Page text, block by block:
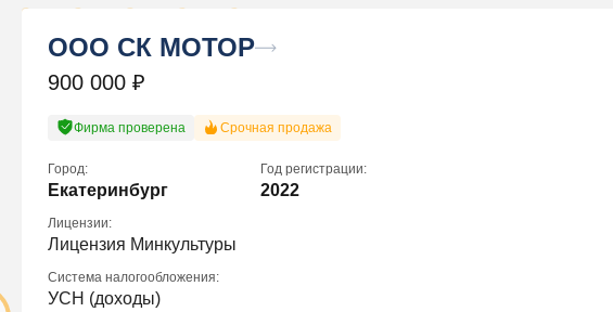
ООО СК МОТОР
900 000 ₽
Фирма проверена Срочная продажа
Город:
Екатеринбург
Год регистрации:
2022
Лицензии:
Лицензия Минкультуры
Система налогообложения:
УСН (доходы)